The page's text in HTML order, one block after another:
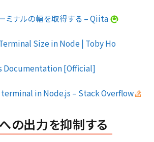
ミナルの幅を取得する – Qiita
Size in Node | Toby Ho
Documentation [Official]
in Node.js – Stack Overflow
の出力を抑制する